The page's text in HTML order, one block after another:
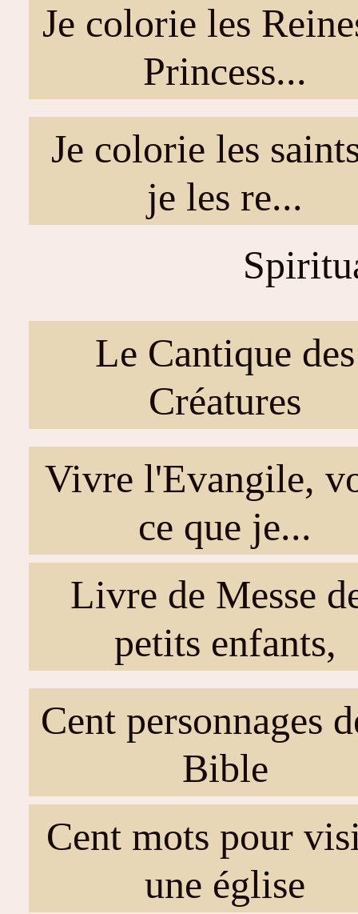
Je colorie les
Princess...
Je colorie les
je les re...
Le Cantique des
Créatures
Vivre l'Evangile,
ce que je...
Livre de Messe
petits enfants,
Cent personnages
Bible
Cent mots pour
une église